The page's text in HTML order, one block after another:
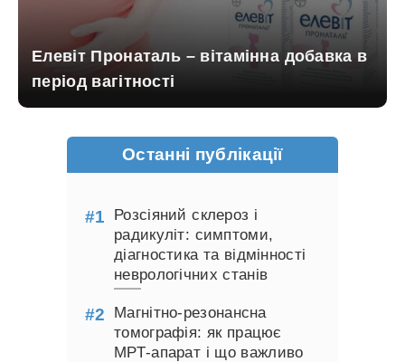
Елевіт Пронаталь – вітамінна добавка в
період вагітності
Останні публікації
Розсіяний склероз і
радикуліт: симптоми,
діагностика та відмінності
неврологічних станів
Магнітно-резонансна
томографія: як працює
МРТ-апарат і що важливо